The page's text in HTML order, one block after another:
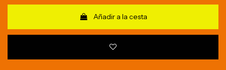
Añadir a la cesta